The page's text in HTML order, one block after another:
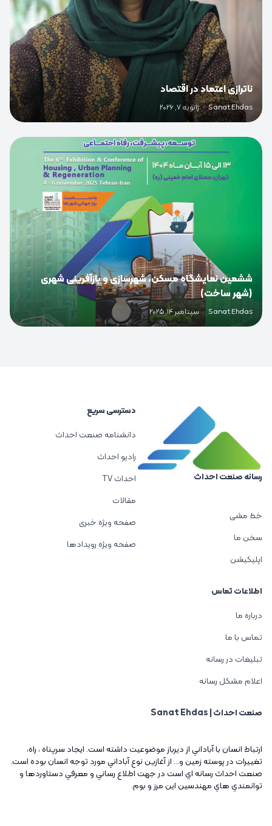
ناترازی اعتماد در اقتصاد
Sanat Ehdas
· ژانویه 7, 2026
0
ششمین نمایشگاه مسکن، شهرسازی و بازآفرینی شهری
(شهر ساخت)
Sanat Ehdas
· سپتامبر 14, 2025
رسانه صنعت احداث
خط مشی
سخن ما
اپلیکیشن
دسترسی سریع
دانشنامه صنعت احداث
رادیو احداث
احداث TV
مقالات
صفحه ویژه خبری
صفحه ویژه رویدادها
اطلاعات تماس
درباره ما
تماس با ما
تبلیغات در رسانه
اعلام مشکل رسانه
صنعت احداث | Sanat Ehdas
ارتباط انسان با آباداني از ديرباز موضوعيت داشته است. ايجاد سرپناه ، راه،
تغييرات در پوسته زمين و... از آغازين نوع آباداني مورد توجه انسان بوده است.
صنعت احداث رسانه اي است در جهت اطلاع رساني و معرفي دستاوردها و
توانمندي هاي مهندسين اين مرز و بوم.